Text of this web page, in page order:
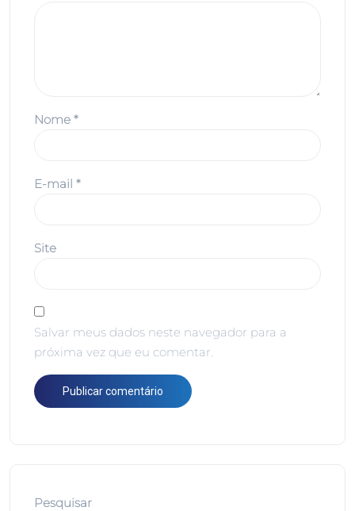
Nome *
E-mail *
Site
Salvar meus dados neste navegador para a
próxima vez que eu comentar.
Pesquisar